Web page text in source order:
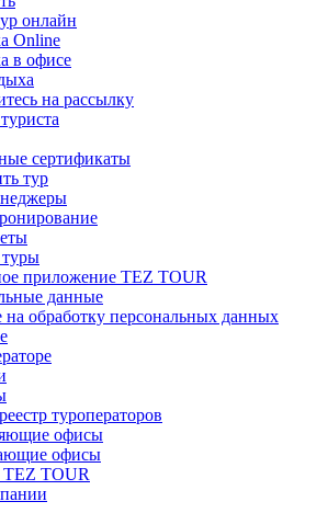
онлайн
Online
в офисе
на рассылку
сертификаты
тур
приложение TEZ TOUR
данные
на обработку персональных данных
туроператоров
офисы
офисы
TOUR